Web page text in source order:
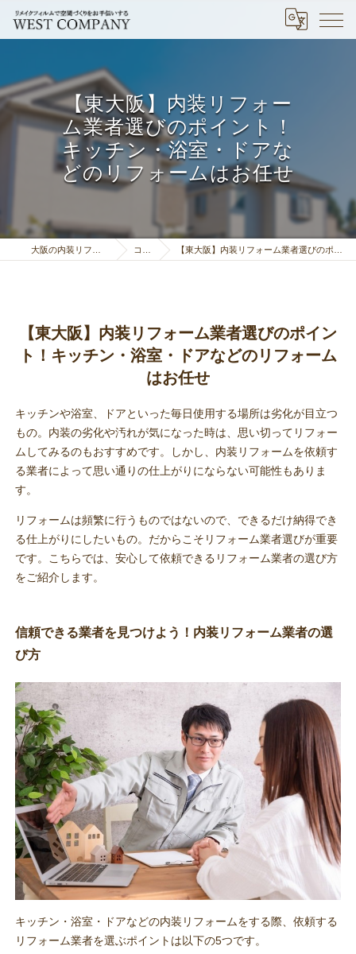
【東大阪】内装リフォー
ム業者選びのポイント！
キッチン・浴室・ドアな
どのリフォームはお任せ
コラム一覧 【東大阪】内装リフォーム業者選びのポイント！キッチン・浴室・ドアなどのリフォームはお任せ
【東大阪】内装リフォーム業者選びのポイン
ト！キッチン・浴室・ドアなどのリフォーム
はお任せ
キッチンや浴室、ドアといった毎日使用する場所は劣化が目立つ
もの。内装の劣化や汚れが気になった時は、思い切ってリフォー
ムしてみるのもおすすめです。しかし、内装リフォームを依頼す
る業者によって思い通りの仕上がりにならない可能性もありま
す。
リフォームは頻繁に行うものではないので、できるだけ納得でき
る仕上がりにしたいもの。だからこそリフォーム業者選びが重要
です。こちらでは、安心して依頼できるリフォーム業者の選び方
をご紹介します。
信頼できる業者を見つけよう！内装リフォーム業者の選
び方
キッチン・浴室・ドアなどの内装リフォームをする際、依頼する
リフォーム業者を選ぶポイントは以下の5つです。